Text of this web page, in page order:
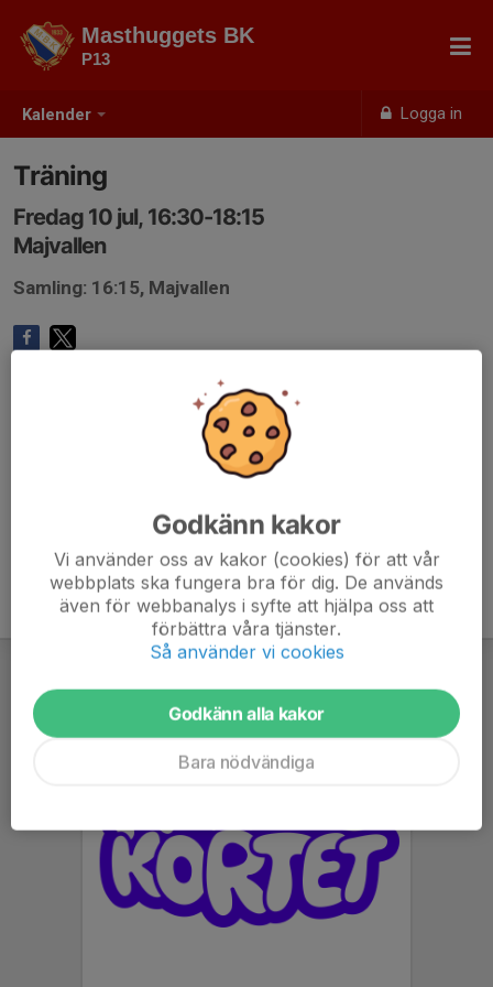
Kalender Logga in
Masthuggets BK
P13
Träning
Fredag 10 jul, 16:30-18:15
Majvallen
Samling: 16:15, Majvallen
Godkänn kakor
Vi använder oss av kakor (cookies) för att vår
webbplats ska fungera bra för dig. De används
även för webbanalys i syfte att hjälpa oss att
förbättra våra tjänster.
Så använder vi cookies
Godkänn alla kakor
Bara nödvändiga